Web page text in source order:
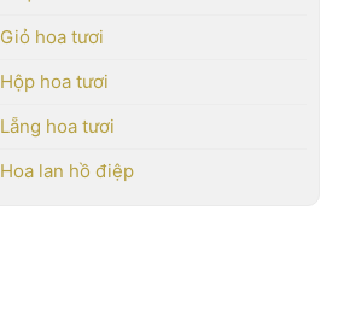
Giỏ hoa tươi
Hộp hoa tươi
Lẵng hoa tươi
Hoa lan hồ điệp